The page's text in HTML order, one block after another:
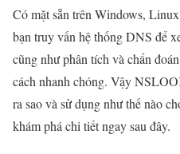
Có mặt sẵn trên Windows,
bạn truy vấn hệ thống DNS để
cũng như phân tích và chẩn
cách nhanh chóng. Vậy
ra sao và sử dụng như thế nào
khám phá chi tiết ngay sau đây.